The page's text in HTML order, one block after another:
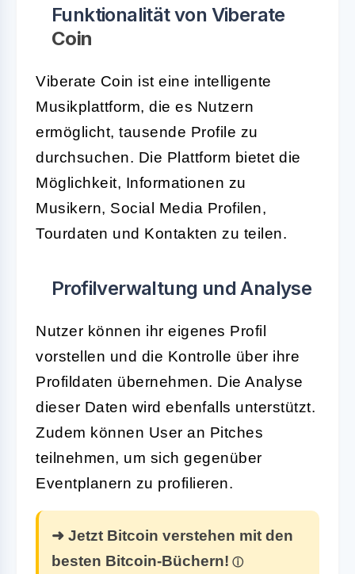
Funktionalität von Viberate
Coin
Viberate Coin ist eine intelligente
Musikplattform, die es Nutzern
ermöglicht, tausende Profile zu
durchsuchen. Die Plattform bietet die
Möglichkeit, Informationen zu
Musikern, Social Media Profilen,
Tourdaten und Kontakten zu teilen.
Profilverwaltung und Analyse
Nutzer können ihr eigenes Profil
vorstellen und die Kontrolle über ihre
Profildaten übernehmen. Die Analyse
dieser Daten wird ebenfalls unterstützt.
Zudem können User an Pitches
teilnehmen, um sich gegenüber
Eventplanern zu profilieren.
➜ Jetzt Bitcoin verstehen mit den
besten Bitcoin-Büchern!